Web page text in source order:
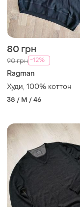
80 грн
90 грн -12%
Ragman
Худи, 100% коттон
38 / M / 46